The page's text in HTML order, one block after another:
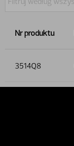
Nr produktu
3514Q8